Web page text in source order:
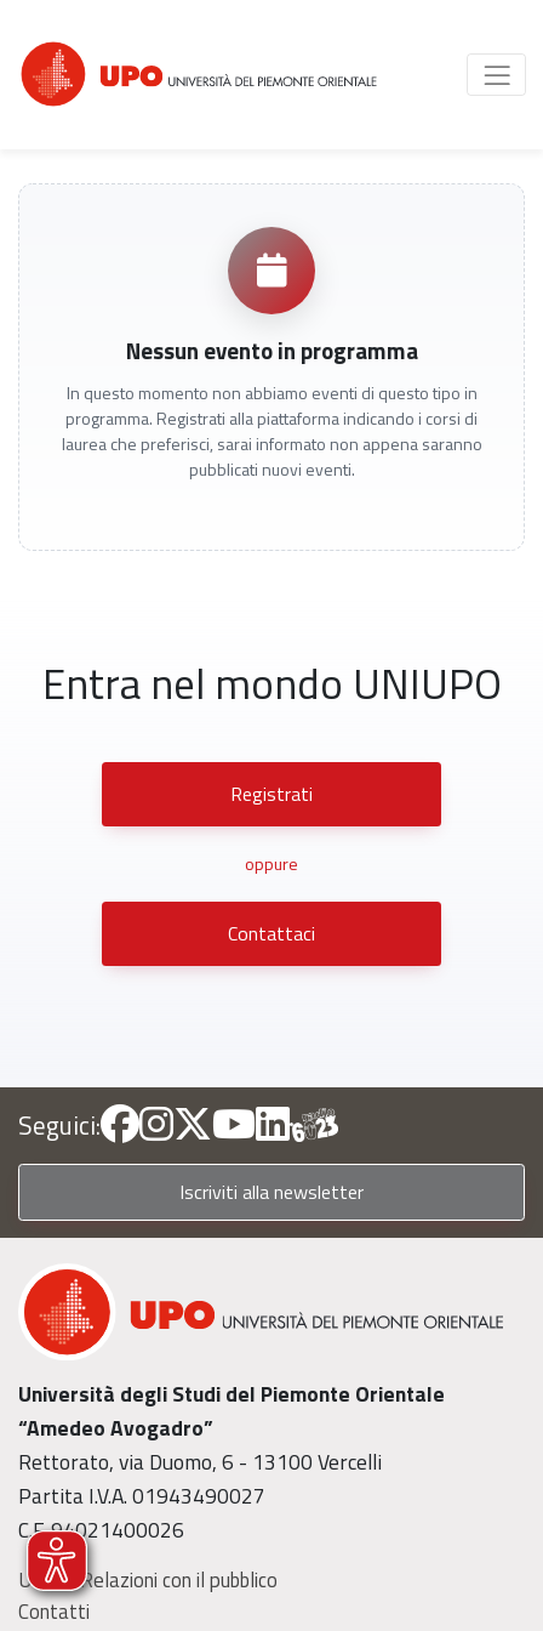
Nessun evento in programma
In questo momento non abbiamo eventi di questo tipo in
programma. Registrati alla piattaforma indicando i corsi di
laurea che preferisci, sarai informato non appena saranno
pubblicati nuovi eventi.
Entra nel mondo UNIUPO
Registrati
oppure
Contattaci
Seguici:
Iscriviti alla newsletter
Università degli Studi del Piemonte Orientale
“Amedeo Avogadro”
Rettorato, via Duomo, 6 - 13100 Vercelli
Partita I.V.A. 01943490027
C.F. 94021400026
Ufficio Relazioni con il pubblico
Contatti